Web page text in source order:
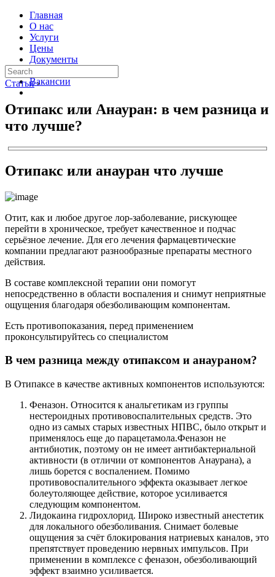
Главная
О нас
Услуги
Цены
Документы
Контакты
Вакансии
Статьи ›
Отипакс или Анауран: в чем разница и
что лучше?
Отипакс или анауран что лучше
Отит, как и любое другое лор-заболевание, рискующее
перейти в хроническое, требует качественное и подчас
серьёзное лечение. Для его лечения фармацевтические
компании предлагают разнообразные препараты местного
действия.
В составе комплексной терапии они помогут
непосредственно в области воспаления и снимут неприятные
ощущения благодаря обезболивающим компонентам.
Есть противопоказания, перед применением
проконсультируйтесь со специалистом
В чем разница между отипаксом и анаураном?
В Отипаксе в качестве активных компонентов используются:
Феназон. Относится к анальгетикам из группы
нестероидных противовоспалительных средств. Это
одно из самых старых известных НПВС, было открыт и
применялось еще до парацетамола.Феназон не
антибиотик, поэтому он не имеет антибактериальной
активности (в отличии от компонентов Анаурана), а
лишь борется с воспалением. Помимо
противовоспалительного эффекта оказывает легкое
болеутоляющее действие, которое усиливается
следующим компонентом.
Лидокаина гидрохлорид. Широко известный анестетик
для локального обезболивания. Снимает болевые
ощущения за счёт блокирования натриевых каналов, это
препятствует проведению нервных импульсов. При
применении в комплексе с феназон, обезболивающий
эффект взаимно усиливается.